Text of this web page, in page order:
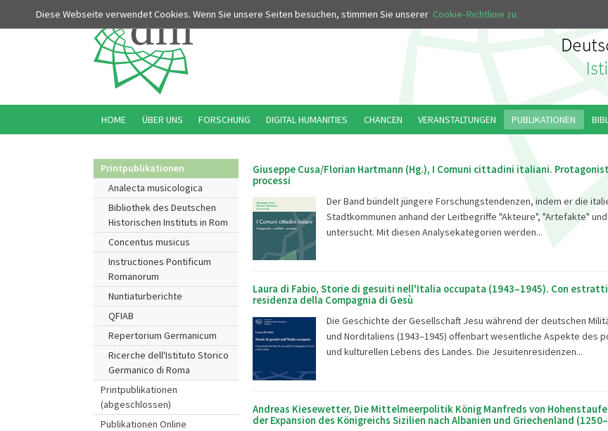
Diese Webseite verwendet Cookies. Wenn Sie unsere Seiten besuchen, stimmen Sie unserer Cookie-Richtlinie zu.
Printpublikationen
Analecta musicologica
Bibliothek des Deutschen
Historischen Instituts in Rom
Concentus musicus
Instructiones Pontificum
Romanorum
Nuntiaturberichte
QFIAB
Repertorium Germanicum
Ricerche dell'Istituto Storico
Germanico di Roma
Printpublikationen
(abgeschlossen)
Publikationen Online
Giuseppe Cusa/Florian Hartmann (Hg.), I Comuni cittadini italiani.
processi
Der Band bündelt jüngere Forschungstendenzen, indem er die
Stadtkommunen anhand der Leitbegriffe "Akteure", "Artefakte"
untersucht. Mit diesen Analysekategorien werden...
Laura di Fabio, Storie di gesuiti nell'Italia occupata (1943–1945). Con
residenza della Compagnia di Gesù
Die Geschichte der Gesellschaft Jesu während der deutschen
und Norditaliens (1943–1945) offenbart wesentliche Aspekte des
und kulturellen Lebens des Landes. Die Jesuitenresidenzen...
Andreas Kiesewetter, Die Mittelmeerpolitik König Manfreds von
der Expansion des Königreichs Sizilien nach Albanien und Griechenland
HOME ÜBER UNS FORSCHUNG DIGITAL HUMANITIES CHANCEN VERANSTALTUNGEN PUBLIKATIONEN